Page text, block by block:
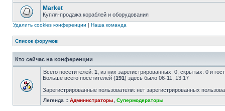
Market
Купля-продажа кораблей и оборудования
Удалить cookies конференции | Наша команда
Список форумов
Кто сейчас на конференции
Всего посетителей: 1 , из них зарегистрированных: 0, скрытых: 0 и
Больше всего посетителей (191) здесь было 06-11, 13:17
Зарегистрированные пользователи: нет зарегистрированных
Легенда :: Администраторы Супермодераторы